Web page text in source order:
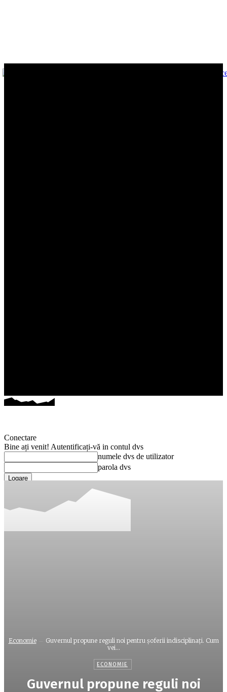
Conectare
Bine ați venit! Autentificați-vă in contul dvs
numele dvs de utilizator
parola dvs
Ați uitat parola? obține ajutor
Recuperați-vă parola
Economie
Guvernul propune reguli noi pentru șoferii indisciplinați. Cum
vei...
ECONOMIE
Guvernul propune reguli noi